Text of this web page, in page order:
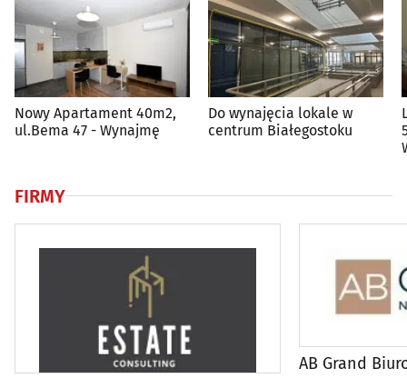
Nowy Apartament 40m2,
ul.Bema 47 - Wynajmę
Do wynajęcia lokale w
centrum Białegostoku
FIRMY
AB Grand